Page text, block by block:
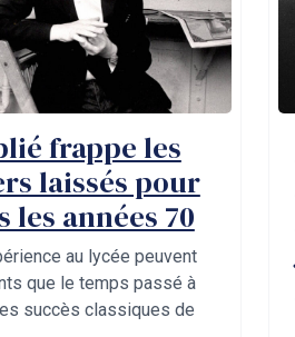
frappe les
laissés pour
les années 70
au lycée peuvent
que le temps passé à
succès classiques de